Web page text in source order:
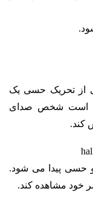
از تحریک حسی یک
است شخص صدای
کند.
حسی پیدا می ­شود.
خود مشاهده کند.